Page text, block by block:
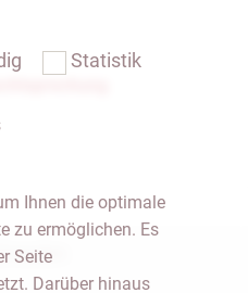
Statistik
Ihnen die optimale
zu ermöglichen. Es
Seite
Darüber hinaus